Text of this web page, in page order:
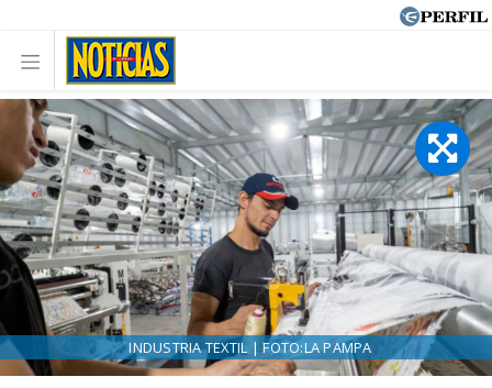
INDUSTRIA TEXTIL | FOTO:LA PAMPA